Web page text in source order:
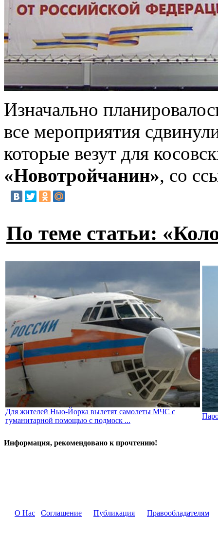
Изначально
все мероприятия
которые везут для
«Новотройчанин», со
По теме статьи:
Для жителей Нью-Йорка вылетят самолеты МЧС с
гуманитарной помощью с подмоск ...
Информация, рекомендовано к прочтению!
О Нас Соглашение Публикация Правообладателям